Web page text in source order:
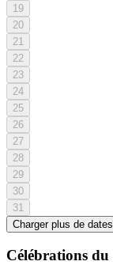
19
20
21
22
23
24
25
26
27
28
29
30
31
Charger plus de dates
Célébrations du